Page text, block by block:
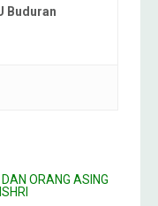
Buduran
ORANG ASING